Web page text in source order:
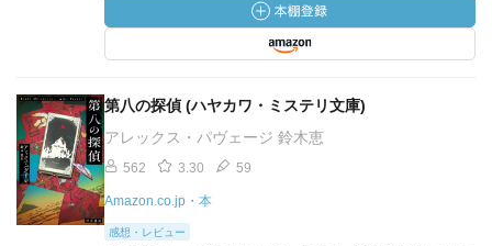
第八の探偵 (ハヤカワ・ミステリ文庫)
アレックス・パヴェージ 鈴木恵
562 3.30 59
Amazon.co.jp・本
感想・レビュー